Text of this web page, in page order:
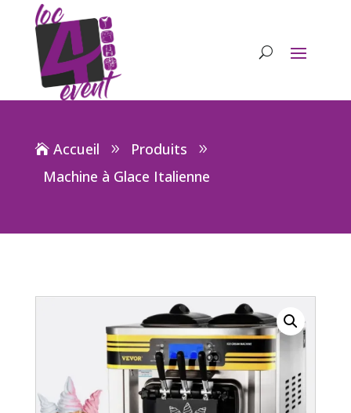
Accueil
Produits
Machine à Glace Italienne